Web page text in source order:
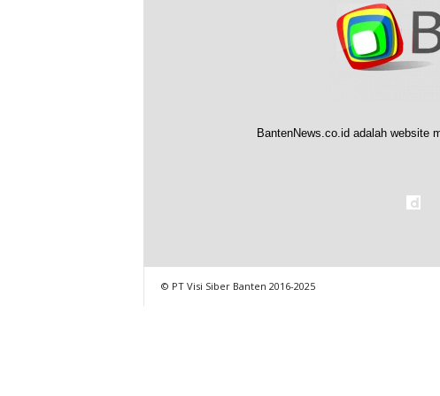
BantenNews.co.id adalah website
© PT Visi Siber Banten 2016-2025